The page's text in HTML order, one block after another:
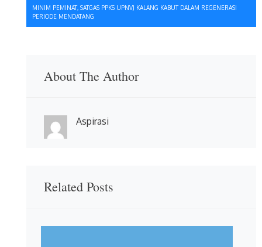
MINIM PEMINAT, SATGAS PPKS UPNVJ KALANG KABUT DALAM REGENERASI
PERIODE MENDATANG
About The Author
Aspirasi
Related Posts